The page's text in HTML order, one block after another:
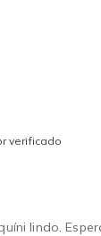
verificado
lindo.